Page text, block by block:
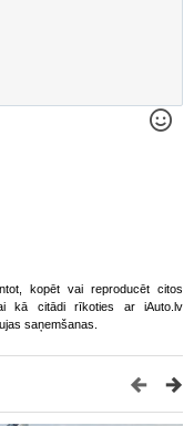
kopēt vai reproducēt citos
kā citādi rīkoties ar iAuto.lv
saņemšanas.